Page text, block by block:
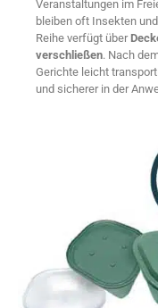
Veranstaltungen im
bleiben oft Insekten
Reihe verfügt über
verschließen. Nach
Gerichte leicht
und sicherer in der